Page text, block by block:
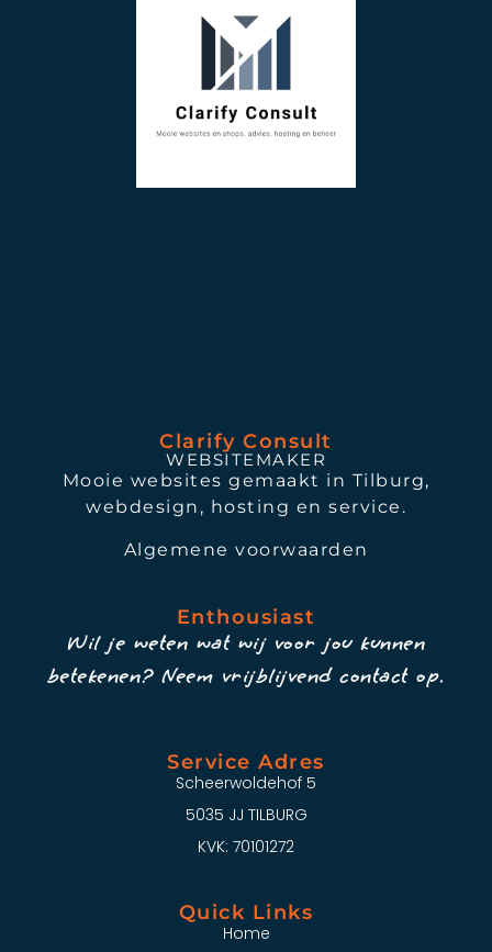
Clarify Consult
WEBSITEMAKER
Mooie websites gemaakt in Tilburg,
webdesign, hosting en service.
Algemene voorwaarden
Service Adres
Scheerwoldehof 5
5035 JJ TILBURG
KVK: 70101272
Quick Links
Home
Enthousiast
Wil je weten wat wij voor jou kunnen
betekenen? Neem vrijblijvend contact op.